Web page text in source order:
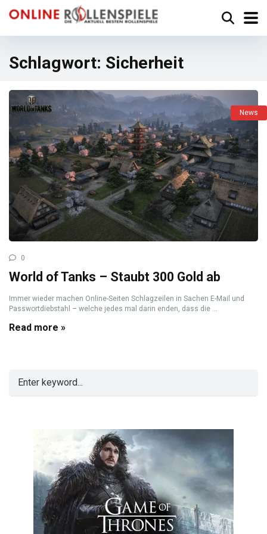
Schlagwort: Sicherheit
News
0
World of Tanks – Staubt 300 Gold ab
Immer wieder machen Online-Seiten Schlagzeilen in Sachen E-Mail und
Passwortdiebstahl – welche jedes mal darin enden, dass die ...
Read more »